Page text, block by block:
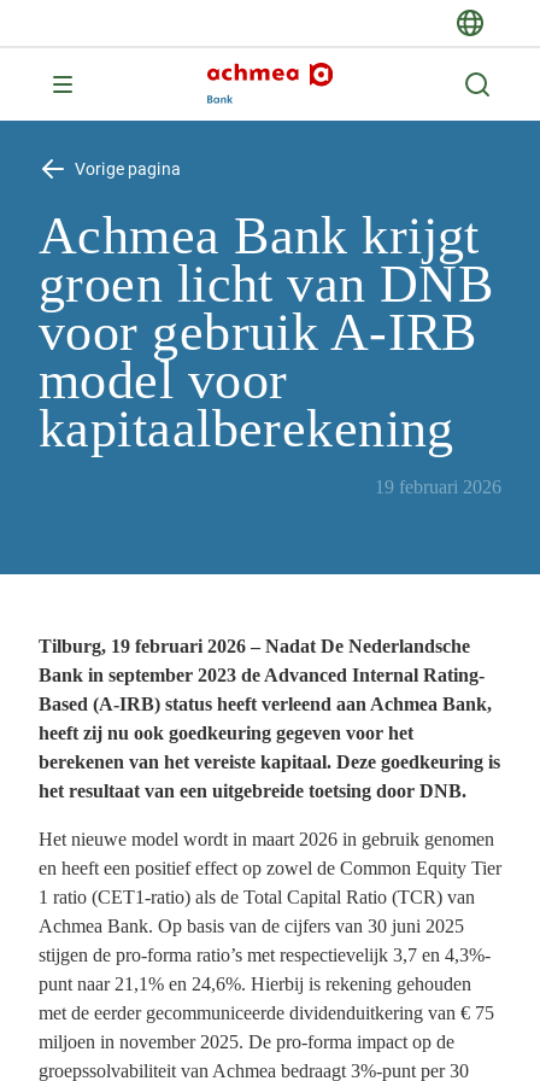
Vorige pagina
Achmea Bank krijgt
groen licht van DNB
voor gebruik A-IRB
model voor
kapitaalberekening
19 februari 2026
Tilburg, 19 februari 2026 – Nadat De Nederlandsche
Bank in september 2023 de Advanced Internal Rating-
Based (A-IRB) status heeft verleend aan Achmea Bank,
heeft zij nu ook goedkeuring gegeven voor het
berekenen van het vereiste kapitaal. Deze goedkeuring is
het resultaat van een uitgebreide toetsing door DNB.
Het nieuwe model wordt in maart 2026 in gebruik genomen
en heeft een positief effect op zowel de Common Equity Tier
1 ratio (CET1-ratio) als de Total Capital Ratio (TCR) van
Achmea Bank. Op basis van de cijfers van 30 juni 2025
stijgen de pro-forma ratio’s met respectievelijk 3,7 en 4,3%-
punt naar 21,1% en 24,6%. Hierbij is rekening gehouden
met de eerder gecommuniceerde dividenduitkering van € 75
miljoen in november 2025. De pro-forma impact op de
groepssolvabiliteit van Achmea bedraagt 3%-punt per 30